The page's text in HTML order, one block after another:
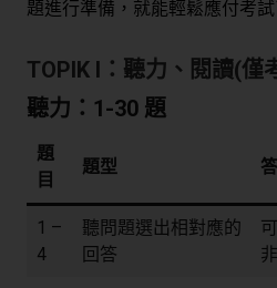
題進行準備，就能輕鬆應付考試
TOPIK I：聽力、閱讀(僅
聽力：1-30 題
題
目
題型
1 –
4
聽問題選出相對應的
回答